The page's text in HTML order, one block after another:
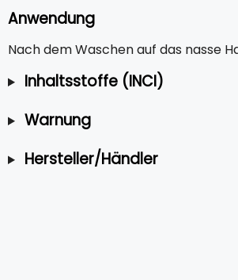
Anwendung
Nach dem Waschen auf das nasse
Inhaltsstoffe (INCI)
Warnung
Hersteller/Händler